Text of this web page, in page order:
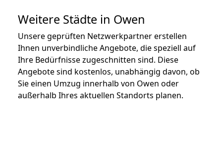
Weitere Städte in Owen
Unsere geprüften Netzwerkpartner erstellen
Ihnen unverbindliche Angebote, die speziell auf
Ihre Bedürfnisse zugeschnitten sind. Diese
Angebote sind kostenlos, unabhängig davon, ob
Sie einen Umzug innerhalb von Owen oder
außerhalb Ihres aktuellen Standorts planen.